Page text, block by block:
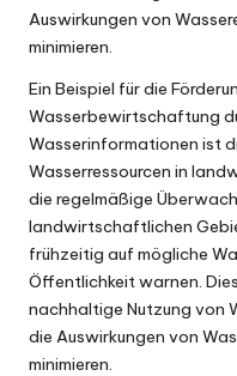
Auswirkungen von
minimieren.
Ein Beispiel für die
Wasserbewirtschaftung
Wasserinformationen ist
Wasserressourcen in
die regelmäßige
landwirtschaftlichen
frühzeitig auf mögliche
Öffentlichkeit warnen.
nachhaltige Nutzung von
die Auswirkungen von
minimieren.